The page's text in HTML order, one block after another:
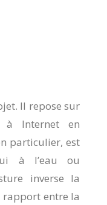
Il repose sur
à Internet en
particulier, est
à l’eau ou
inverse la
rapport entre la